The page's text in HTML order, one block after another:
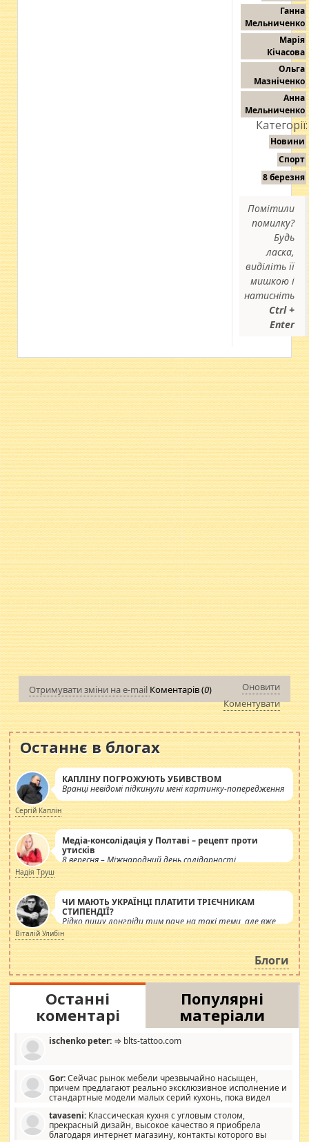
Ганна
Мельниченко
Марія
Кічасова
Ольга
Мазніченко
Анна
Мельниченко
Категорії:
Новини
Спорт
8 березня
Помітили
помилку?
Будь
ласка,
виділіть її
мишкою і
натисніть
Ctrl +
Enter
Отримувати зміни на e-mail Коментарів (0)
Оновити
Коментувати
Останнє в блогах
КАПЛІНУ ПОГРОЖУЮТЬ УБИВСТВОМ
Вранці невідомі підкинули мені картинку-попередження
Сергій Каплін
Медіа-консолідація у Полтаві – рецепт проти
утисків
8 вересня – Міжнародний день солідарності
журналістів.
Надія Труш
ЧИ МАЮТЬ УКРАЇНЦІ ПЛАТИТИ ТРІЄЧНИКАМ
СТИПЕНДІЇ?
Рідко пишу лонгріди тим паче на такі теми, але вже
просто дістало! Обурюють сьогоднішні інсенуації
навколо стипендіального питання. Штучно
роздувається ще одна соціальна катастрофа.
Віталій Улибін
Блоги
Останні
коментарі
Популярні
матеріали
ischenko peter: ⇒ blts-tattoo.com
Gor:Сейчас рынок мебели чрезвычайно насыщен,
причем предлагают реально эксклюзивное исполнение и
стандартные модели малых серий кухонь, пока видел
стандартные формы, в MebelOk, креативненько и что главное -
со вкусом все в порядке, без ненужных наворотов удорожающих
мебель, а это не последний фактор.
tavaseni: Классическая кухня с угловым столом,
прекрасный дизайн, высокое качество я приобрела
благодаря интернет магазину, контакты которого вы